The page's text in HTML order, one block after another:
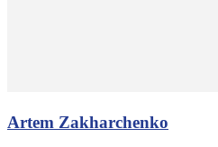
Artem Zakharchenko